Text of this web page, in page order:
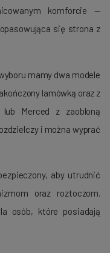
komforcie —
się strona z
mamy dwa modele
lamówką oraz z
lub
Merced z zaobloną
i można wyprać
aby utrudnić
oraz roztoczom.
osób, które posiadają